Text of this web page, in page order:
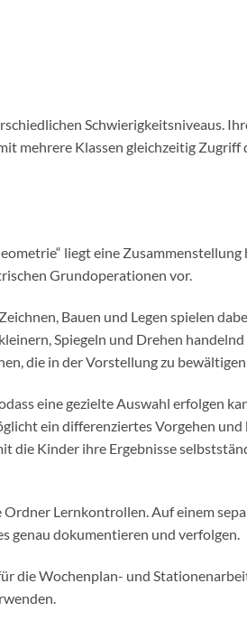
Schwierigkeitsniveaus.
mehrere Klassen gleichzeitig Zugriff
liegt eine
Grundoperationen vor.
Bauen und Legen spielen
Spiegeln und Drehen
die in der Vorstellung zu
eine gezielte Auswahl erfolgen
ein differenziertes Vorgehen
die Kinder ihre Ergebnisse
Lernkontrollen. Auf einem
genau dokumentieren und verfolgen.
die Wochenplan- und